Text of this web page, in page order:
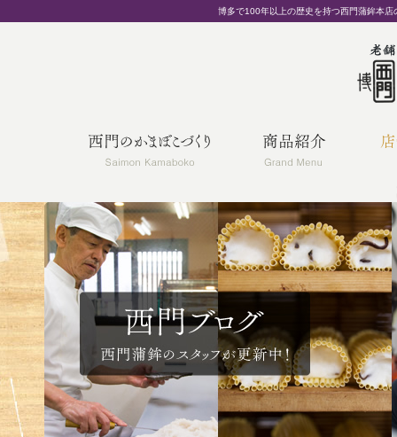
博多で100年以上の歴史を持つ西門蒲鉾本